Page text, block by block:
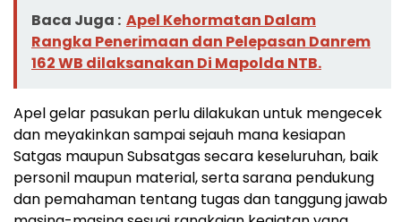
Baca Juga : Apel Kehormatan Dalam
Rangka Penerimaan dan Pelepasan Danrem
162 WB dilaksanakan Di Mapolda NTB.
Apel gelar pasukan perlu dilakukan untuk mengecek
dan meyakinkan sampai sejauh mana kesiapan
Satgas maupun Subsatgas secara keseluruhan, baik
personil maupun material, serta sarana pendukung
dan pemahaman tentang tugas dan tanggung jawab